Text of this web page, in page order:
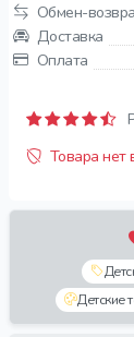
Обмен-
Доставка
Оплата
Товара нет
Детские